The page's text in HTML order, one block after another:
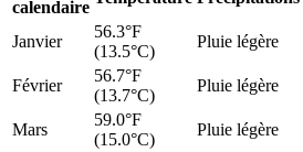
calendaire
Janvier
56.3°F
(13.5°C)
Pluie légère
Février
56.7°F
(13.7°C)
Pluie légère
Mars
59.0°F
(15.0°C)
Pluie légère